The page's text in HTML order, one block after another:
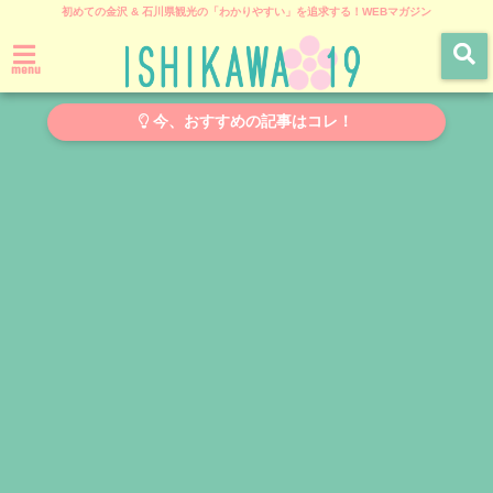
初めての金沢 & 石川県観光の「わかりやすい」を追求する！WEBマガジン
menu
今、おすすめの記事はコレ！